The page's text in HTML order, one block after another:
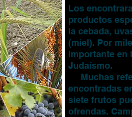
Los
productos
la cebada,
(miel). Por
importante en
Judaísmo.
Muchas
encontradas
siete frutos
ofrendas.